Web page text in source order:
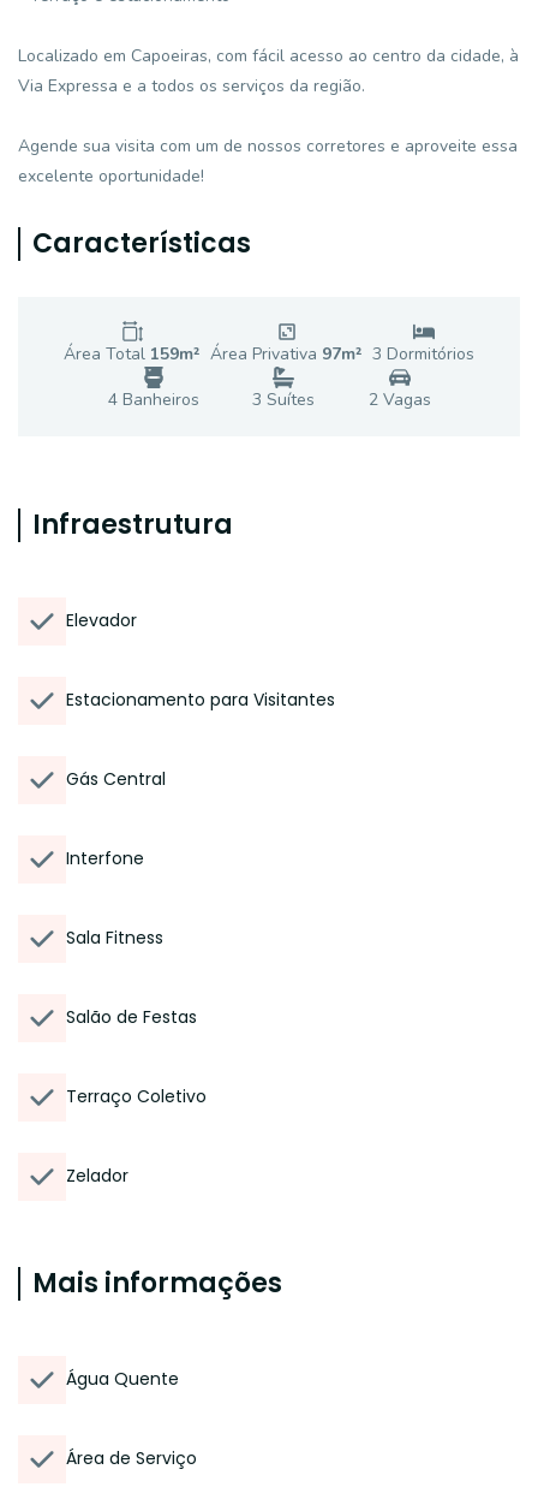
Localizado em Capoeiras, com fácil acesso ao centro da cidade, à
Via Expressa e a todos os serviços da região.
Agende sua visita com um de nossos corretores e aproveite essa
excelente oportunidade!
Características
Área Total 159m² Área Privativa 97m² 3 Dormitórios
4Banheiros 3 Suítes 2Vagas
Infraestrutura
Elevador
Estacionamento para Visitantes
Gás Central
Interfone
Sala Fitness
Salão de Festas
Terraço Coletivo
Zelador
Mais informações
Água Quente
Área de Serviço